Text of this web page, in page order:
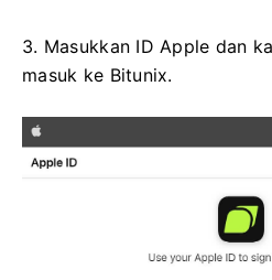
3. Masukkan ID Apple dan
masuk ke Bitunix.